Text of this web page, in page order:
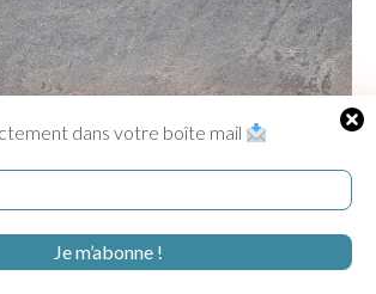
loin sur cette photo… Le fameux ours ! Il fallait
dans votre boîte mail